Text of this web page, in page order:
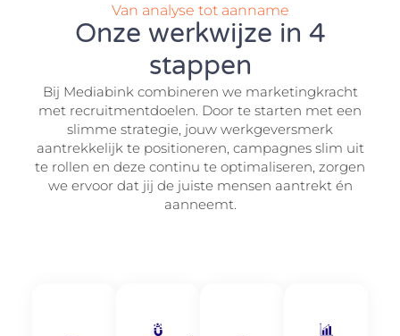
Van analyse tot aanname
Onze werkwijze in 4
stappen
Bij Mediabink combineren we marketingkracht
met recruitmentdoelen. Door te starten met een
slimme strategie, jouw werkgeversmerk
aantrekkelijk te positioneren, campagnes slim uit
te rollen en deze continu te optimaliseren, zorgen
we ervoor dat jij de juiste mensen aantrekt én
aanneemt.